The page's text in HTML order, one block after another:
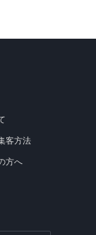
客方法
方へ